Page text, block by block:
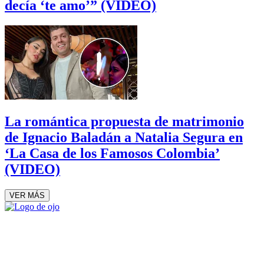
decía ‘te amo’” (VIDEO)
La romántica propuesta de matrimonio
de Ignacio Baladán a Natalia Segura en
‘La Casa de los Famosos Colombia’
(VIDEO)
VER MÁS